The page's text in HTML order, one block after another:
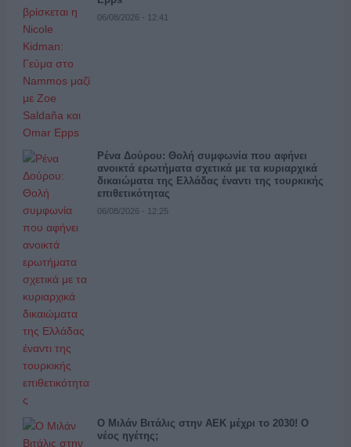
06/08/2026 - 12:41
Ρένα Δούρου: Θολή συμφωνία που αφήνει
ανοικτά ερωτήματα σχετικά με τα κυριαρχικά
δικαιώματα της Ελλάδας έναντι της τουρκικής
επιθετικότητας
06/08/2026 - 12:25
Ο Μιλάν Βιτάλις στην ΑΕΚ μέχρι το 2030! Ο
νέος ηγέτης;